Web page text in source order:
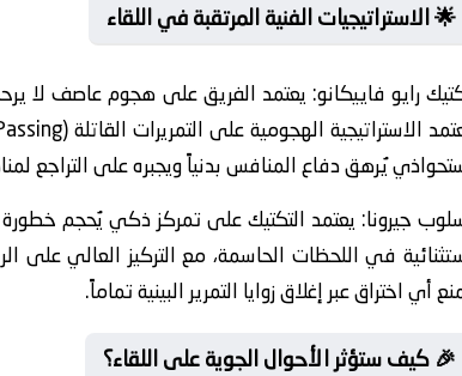
🌟 الاستراتيجيات الفنية المرتقبة في اللقاء
رايو فاييكانو: يعتمد الفريق على هجوم عاصف لا
يُرهق دفاع المنافس بدنياً ويجبره على التراجع
جيرونا: يعتمد التكتيك على تمركز ذكي يُحجم
في اللحظات الحاسمة، مع التركيز العالي
أي اختراق عبر إغلاق زوايا التمرير البينية تماماً.
🎉 كيف ستؤثر الأحوال الجوية على اللقاء؟